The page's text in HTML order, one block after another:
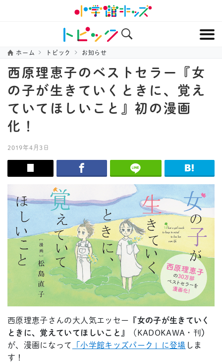
ホーム トピック お知らせ
西原理恵子のベストセラー『女
の子が生きていくときに、覚え
ていてほしいこと』初の漫画
化！
2019年4月3日
西原理恵子さんの大人気エッセー 『女の子が生きていく
ときに、覚えていてほしいこと』
（KADOKAWA・刊）
が、漫画になって
「小学館キッズパーク」に登場 しま
す！